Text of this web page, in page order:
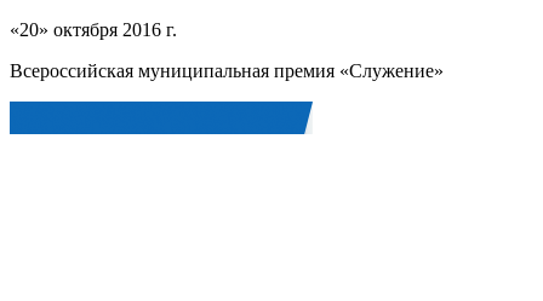
«20» октября 2016 г.
Всероссийская муниципальная премия «Служение»